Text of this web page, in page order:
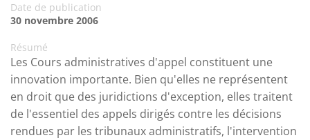
Date de publication
30 novembre 2006
Résumé
Les Cours administratives d'appel constituent une
innovation importante. Bien qu'elles ne représentent
en droit que des juridictions d'exception, elles traitent
de l'essentiel des appels dirigés contre les décisions
rendues par les tribunaux administratifs, l'intervention